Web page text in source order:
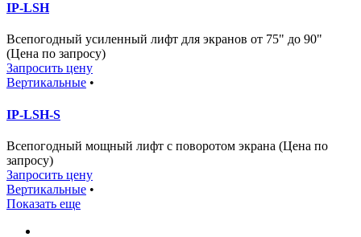
IP-LSH
Всепогодный усиленный лифт для экранов от 75" до 90"
(Цена по запросу)
Запросить цену
Вертикальные •
IP-LSH-S
Всепогодный мощный лифт с поворотом экрана (Цена по
запросу)
Запросить цену
Вертикальные •
Показать еще